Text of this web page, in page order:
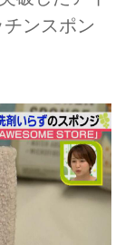
ンスポン